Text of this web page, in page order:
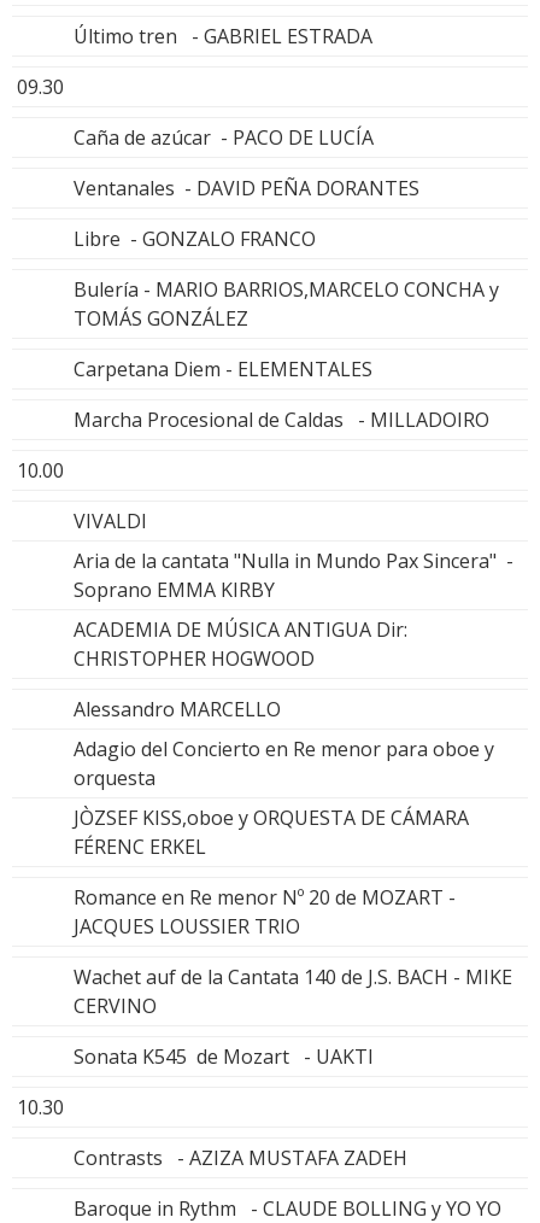
Último tren - GABRIEL ESTRADA
09.30
Caña de azúcar - PACO DE LUCÍA
Ventanales - DAVID PEÑA DORANTES
Libre - GONZALO FRANCO
Bulería - MARIO BARRIOS,MARCELO CONCHA y
TOMÁS GONZÁLEZ
Carpetana Diem - ELEMENTALES
Marcha Procesional de Caldas - MILLADOIRO
10.00
VIVALDI
Aria de la cantata "Nulla in Mundo Pax Sincera" -
Soprano EMMA KIRBY
ACADEMIA DE MÚSICA ANTIGUA Dir:
CHRISTOPHER HOGWOOD
Alessandro MARCELLO
Adagio del Concierto en Re menor para oboe y
orquesta
JÒZSEF KISS,oboe y ORQUESTA DE CÁMARA
FÉRENC ERKEL
Romance en Re menor Nº 20 de MOZART -
JACQUES LOUSSIER TRIO
Wachet auf de la Cantata 140 de J.S. BACH - MIKE
CERVINO
Sonata K545 de Mozart - UAKTI
10.30
Contrasts - AZIZA MUSTAFA ZADEH
Baroque in Rythm - CLAUDE BOLLING y YO YO